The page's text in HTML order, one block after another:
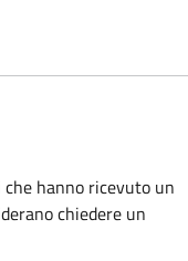
hanno ricevuto un
chiedere un